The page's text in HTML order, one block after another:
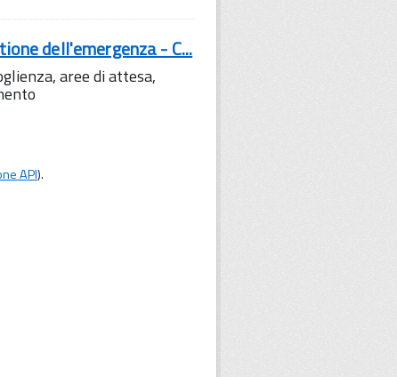
dell'emergenza - C...
aree di attesa,
API).